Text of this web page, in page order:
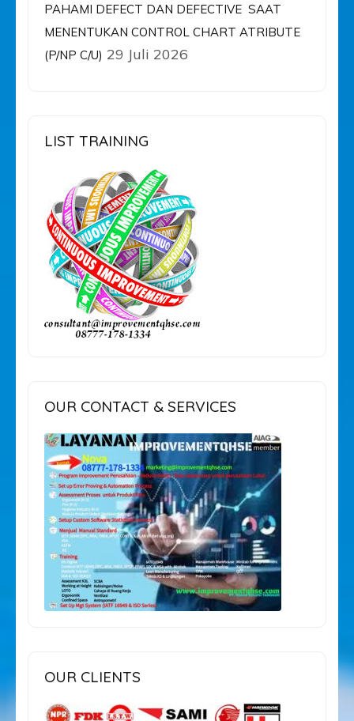
PAHAMI DEFECT DAN DEFECTIVE SAAT
MENENTUKAN CONTROL CHART ATRIBUTE
(P/NP C/U) 29 Juli 2026
LIST TRAINING
OUR CONTACT & SERVICES
OUR CLIENTS